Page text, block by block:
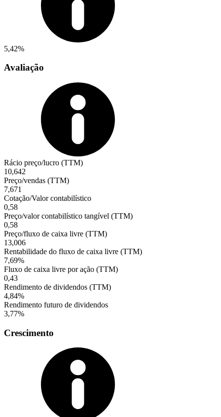
5,42%
Avaliação
Rácio preço/lucro (TTM)
10,642
Preço/vendas (TTM)
7,671
Cotação/Valor contabilístico
0,58
Preço/valor contabilístico tangível (TTM)
0,58
Preço/fluxo de caixa livre (TTM)
13,006
Rentabilidade do fluxo de caixa livre (TTM)
7,69%
Fluxo de caixa livre por ação (TTM)
0,43
Rendimento de dividendos (TTM)
4,84%
Rendimento futuro de dividendos
3,77%
Crescimento